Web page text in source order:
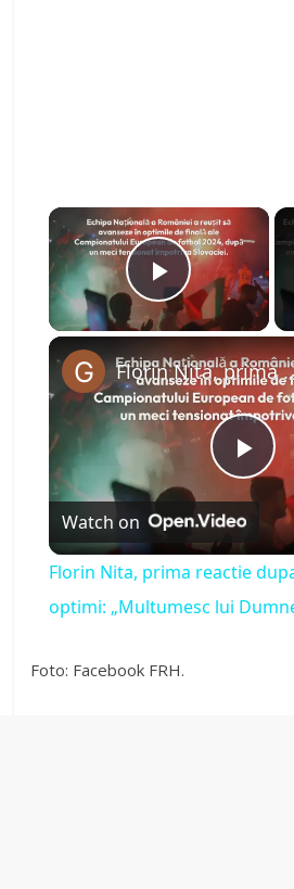
×
Play
P
l
a
Florin Nita, prima reactie dupa
Watch on
Florin Nita, prima reactie
optimi: „Multumesc lui
Foto: Facebook FRH.